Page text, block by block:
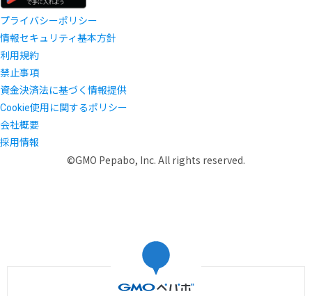
プライバシーポリシー
情報セキュリティ基本方針
利用規約
禁止事項
資金決済法に基づく情報提供
Cookie使用に関するポリシー
会社概要
採用情報
©GMO Pepabo, Inc. All rights reserved.